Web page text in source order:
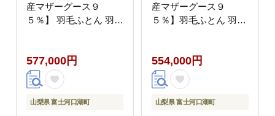
産マザーグース９
５％】 羽毛ふとん 羽毛
番手 本掛け羽毛布団 本
掛け羽毛掛け布団 寝具
冬用 羽毛布団 FAG088
577,000円
山梨県 富士河口湖町
産マザーグース９
５％】羽毛ふとん 羽毛
本掛け羽毛掛け布団 寝
具 冬用 羽毛布団
FAG085
554,000円
山梨県 富士河口湖町